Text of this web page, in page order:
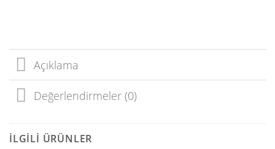
Açıklama
Değerlendirmeler (0)
İLGILI ÜRÜNLER